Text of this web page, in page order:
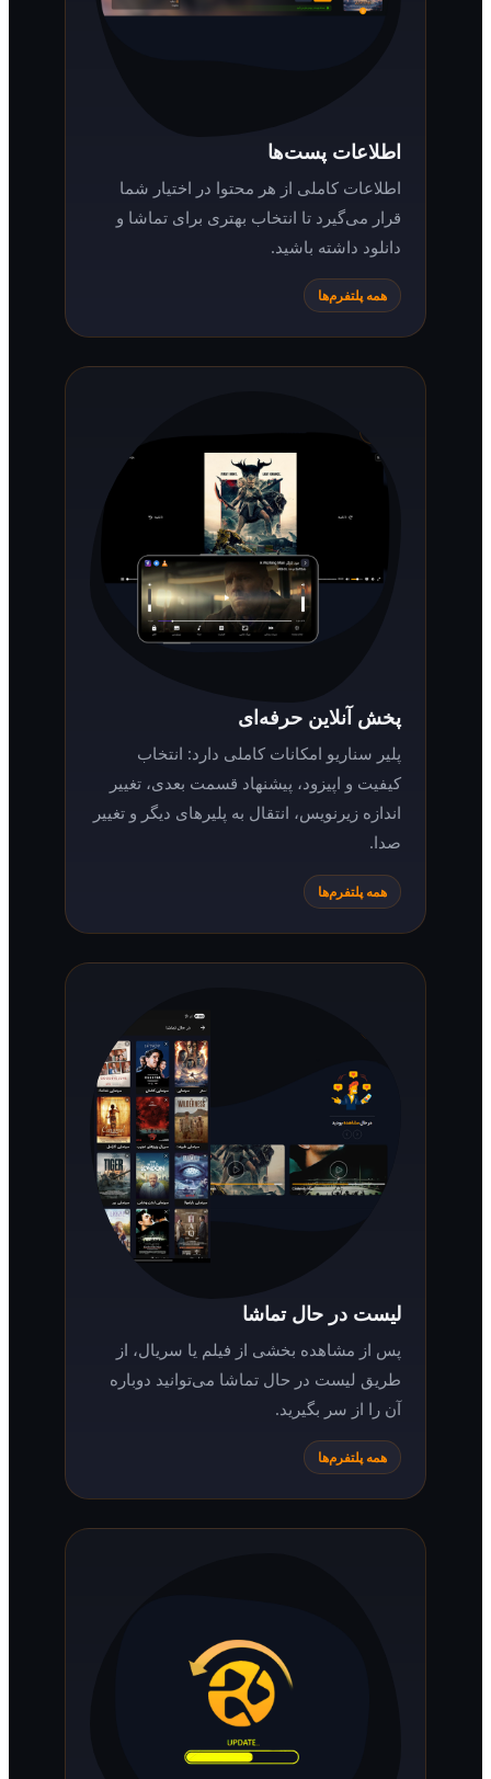
اطلاعات پست‌ها
اطلاعات کاملی از هر محتوا در اختیار شما
قرار می‌گیرد تا انتخاب بهتری برای تماشا و
دانلود داشته باشید.
همه پلتفرم‌ها
پخش آنلاین حرفه‌ای
پلیر سناریو امکانات کاملی دارد: انتخاب
کیفیت و اپیزود، پیشنهاد قسمت بعدی، تغییر
اندازه زیرنویس، انتقال به پلیرهای دیگر و تغییر
صدا.
همه پلتفرم‌ها
لیست در حال تماشا
پس از مشاهده بخشی از فیلم یا سریال، از
طریق لیست در حال تماشا می‌توانید دوباره
آن را از سر بگیرید.
همه پلتفرم‌ها